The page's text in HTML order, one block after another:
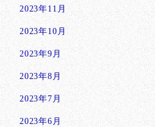
2023年11月
2023年10月
2023年9月
2023年8月
2023年7月
2023年6月